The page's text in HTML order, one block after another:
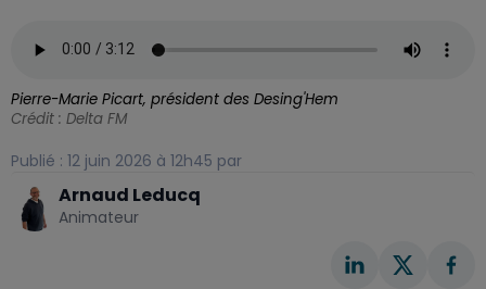
Pierre-Marie Picart, président des Desing'Hem
Crédit : Delta FM
Publié : 12 juin 2026 à 12h45 par
Arnaud Leducq
Animateur